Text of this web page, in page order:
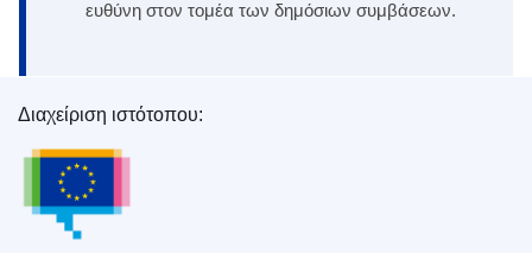
ευθύνη στον τομέα των δημόσιων συμβάσεων.
Υπηρεσία Εκδόσεων της Ευρωπαϊκής Ένωσης
Διαχείριση ιστότοπου: